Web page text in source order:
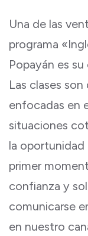
Una de las
programa
Popayán es
Las clases
enfocadas en
situaciones
la oportunidad
primer
confianza y
comunicarse
en nuestro